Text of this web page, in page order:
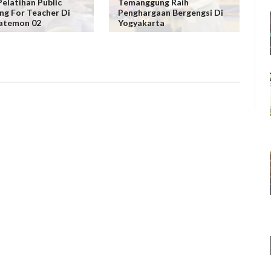
Public
For Teacher Di
02
Temanggung Raih
Penghargaan Bergengsi Di
Yogyakarta